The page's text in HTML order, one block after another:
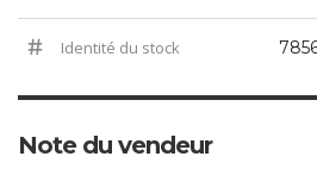
Identité du stock
Note du vendeur